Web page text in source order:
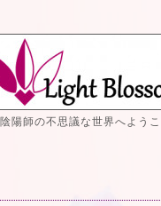
陰陽師の不思議な世界へよう